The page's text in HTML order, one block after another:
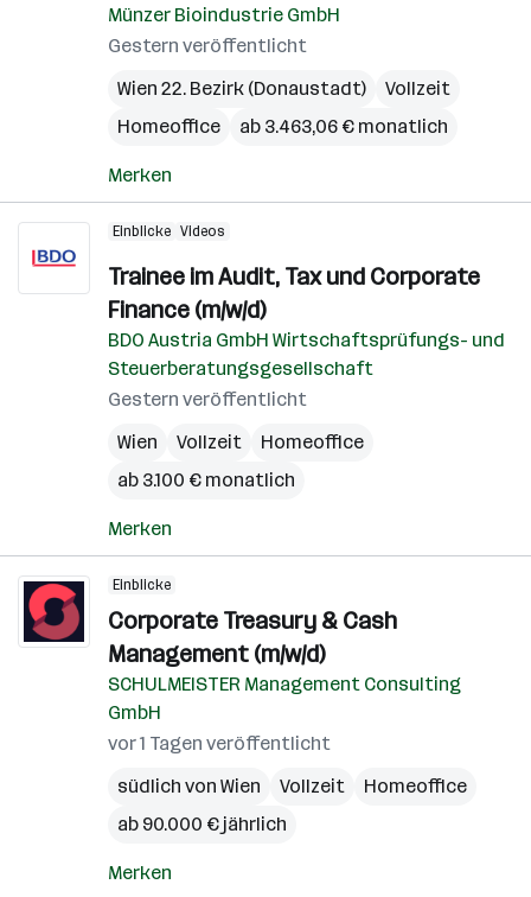
Münzer Bioindustrie GmbH
Gestern veröffentlicht
Wien 22. Bezirk (Donaustadt)
Vollzeit
Homeoffice
ab 3.463,06 € monatlich
Merken
Einblicke Videos
Trainee im Audit, Tax und Corporate
Finance (m/w/d)
BDO Austria GmbH Wirtschaftsprüfungs- und
Steuerberatungsgesellschaft
Gestern veröffentlicht
Wien
Vollzeit
Homeoffice
ab 3.100 € monatlich
Merken
Einblicke
Corporate Treasury & Cash
Management (m/w/d)
SCHULMEISTER Management Consulting
GmbH
vor 1 Tagen veröffentlicht
südlich von Wien
Vollzeit
Homeoffice
ab 90.000 € jährlich
Merken